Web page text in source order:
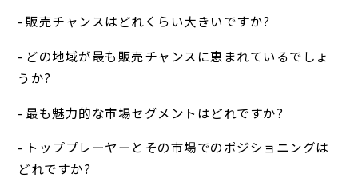
- 販売チャンスはどれくらい大きいですか?
- どの地域が最も販売チャンスに恵まれているでしょ
うか?
- 最も魅力的な市場セグメントはどれですか?
- トッププレーヤーとその市場でのポジショニングは
どれですか?